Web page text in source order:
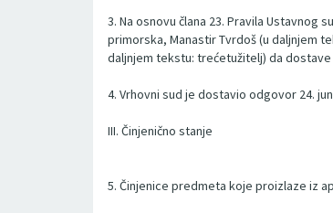
3. Na osnovu člana 23. Pravila Ustavnog
primorska, Manastir Tvrdoš (u daljnjem
daljnjem tekstu: trećetužitelj) da
4. Vrhovni sud je dostavio odgovor 24.
III. Činjenično stanje
5. Činjenice predmeta koje proizlaze iz